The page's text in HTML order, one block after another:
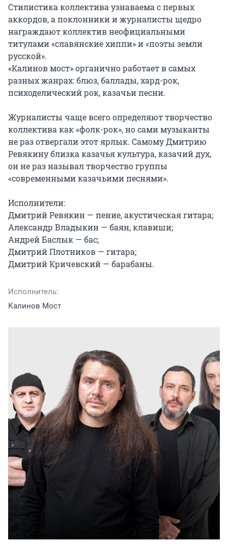
Стилистика коллектива узнаваема с первых
аккордов, а поклонники и журналисты щедро
награждают коллектив неофициальными
титулами «славянские хиппи» и «поэты земли
русской».
«Калинов мост» органично работает в самых
разных жанрах: блюз, баллады, хард-рок,
психоделический рок, казачьи песни.
Журналисты чаще всего определяют творчество
коллектива как «фолк-рок», но сами музыканты
не раз отвергали этот ярлык. Самому Дмитрию
Ревякину близка казачья культура, казачий дух,
он не раз называл творчество группы
«современными казачьими песнями».
Исполнители:
Дмитрий Ревякин — пение, акустическая гитара;
Александр Владыкин — баян, клавиши;
Андрей Баслык — бас;
Дмитрий Плотников — гитара;
Дмитрий Кричевский — барабаны.
Исполнитель:
Калинов Мост